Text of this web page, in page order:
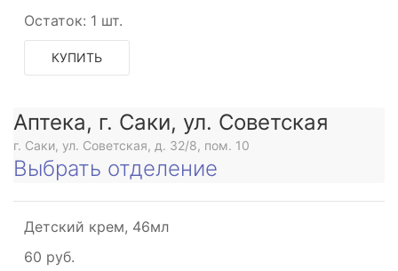
Остаток: 1 шт.
КУПИТЬ
Аптека, г. Саки, ул. Советская
г. Саки, ул. Советская, д. 32/8, пом. 10
Выбрать отделение
Детский крем, 46мл
60 руб.